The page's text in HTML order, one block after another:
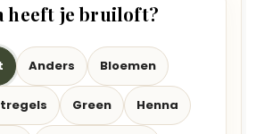
heeft je bruiloft?
Anders Bloemen
Green Henna